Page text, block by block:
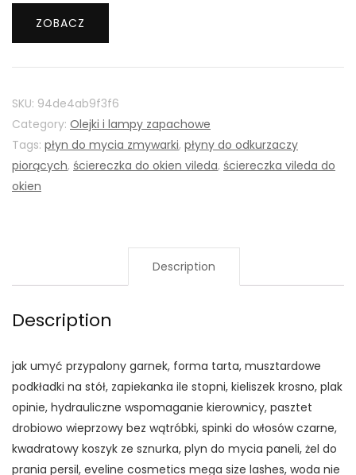
ZOBACZ
SKU: 94de4ab9f3f6
Category: Olejki i lampy zapachowe
Tags: płyn do mycia zmywarki, płyny do odkurzaczy
piorących, ściereczka do okien vileda, ściereczka vileda do
okien
Description
Description
jak umyć przypalony garnek, forma tarta, musztardowe
podkładki na stół, zapiekanka ile stopni, kieliszek krosno, plak
opinie, hydrauliczne wspomaganie kierownicy, pasztet
drobiowo wieprzowy bez wątróbki, spinki do włosów czarne,
kwadratowy koszyk ze sznurka, plyn do mycia paneli, żel do
prania persil, eveline cosmetics mega size lashes, woda nie